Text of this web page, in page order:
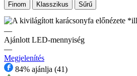
Finom Klasszikus Sűrű
—
Ajánlott LED-mennyiség
—
Megjelenítés
84% ajánlja (41)